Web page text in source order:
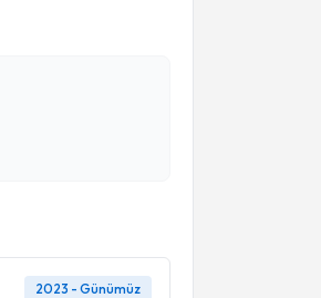
2023 - Günümüz